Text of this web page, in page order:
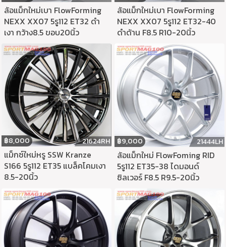
ล้อแม็กใหม่เบา FlowForming
NEXX XX07 5รู112 ET32 ดำ
เงา กว้าง8.5 ขอบ20นิ้ว
ล้อแม็กใหม่เบา FlowForming
NEXX XX07 5รู112 ET32-40
ดำด้าน F8.5 R10-20นิ้ว
฿8,000 21624RH
แม็กซ์ใหม่หรู SSW Kranze
S166 5รู112 ET35 แบล็คโคมเงา
8.5-20นิ้ว
฿9,000 21444LH
ล้อแม็กใหม่ FlowFoming RID
5รู112 ET35-38 ไดมอนด์
ซิลเวอร์ F8.5 R9.5-20นิ้ว